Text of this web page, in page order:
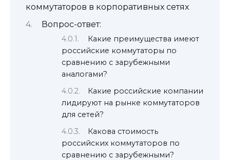
коммутаторов в корпоративных сетях
Вопрос-ответ:
Какие преимущества имеют
российские коммутаторы по
сравнению с зарубежными
аналогами?
Какие российские компании
лидируют на рынке коммутаторов
для сетей?
Какова стоимость
российских коммутаторов по
сравнению с зарубежными?